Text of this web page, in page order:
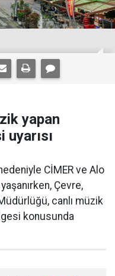
yapan
CİMER ve Alo
Çevre,
canlı müzik
konusunda